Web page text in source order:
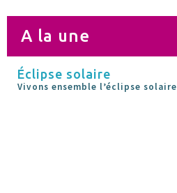
A la une
Éclipse solaire
Vivons ensemble l’éclipse solaire